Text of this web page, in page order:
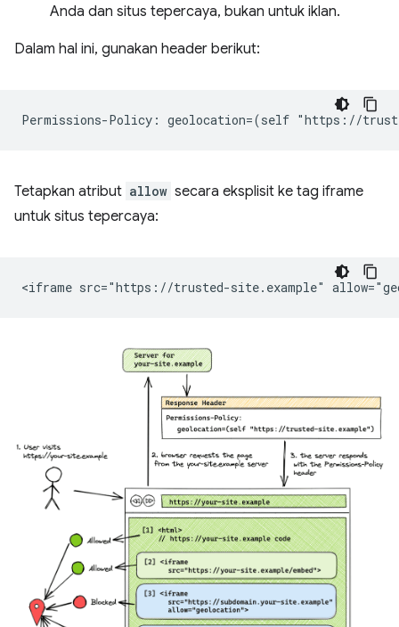
Anda dan situs tepercaya, bukan untuk iklan.
Dalam hal ini, gunakan header berikut:
Tetapkan atribut allow secara eksplisit ke tag iframe
untuk situs tepercaya: